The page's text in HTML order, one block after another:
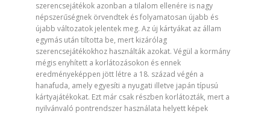
szerencsejátékok azonban a tilalom ellenére is nagy
népszerűségnek örvendtek és folyamatosan újabb és
újabb változatok jelentek meg. Az új kártyákat az állam
egymás után tiltotta be, mert kizárólag
szerencsejátékokhoz használták azokat. Végül a kormány
mégis enyhített a korlátozásokon és ennek
eredményeképpen jött létre a 18. század végén a
hanafuda, amely egyesíti a nyugati illetve japán típusú
kártyajátékokat. Ezt már csak részben korlátozták, mert a
nyilvánvaló pontrendszer használata helyett képek